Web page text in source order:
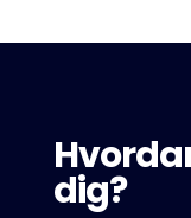
dig?